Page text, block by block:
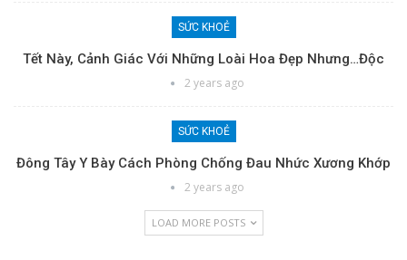
SỨC KHOẺ
Tết Này, Cảnh Giác Với Những Loài Hoa Đẹp Nhưng…độc
2 years ago
SỨC KHOẺ
Đông Tây Y Bày Cách Phòng Chống Đau Nhức Xương Khớp
2 years ago
LOAD MORE POSTS